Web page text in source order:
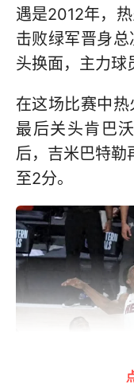
遇是2012年，
击败绿军晋身
头换面，主力球
在这场比赛中热
最后关头肯巴
后，吉米巴特勒
至2分。